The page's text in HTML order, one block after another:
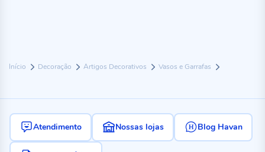
Início Decoração Artigos Decorativos Vasos e Garrafas
Atendimento Nossas lojas Blog Havan